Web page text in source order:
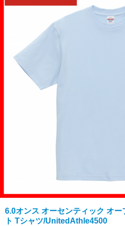
6.0オンス オーセンティック オ
ト Tシャツ/UnitedAthle4500